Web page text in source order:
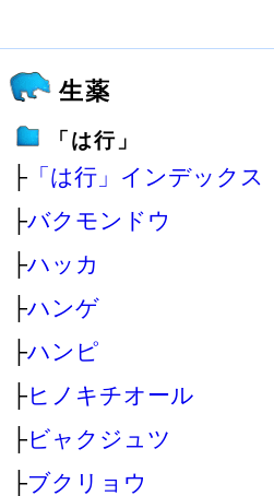
生薬
「は行」
├ 「は行」インデックス
├バクモンドウ
├ハッカ
├ハンゲ
├ハンピ
├ヒノキチオール
├ビャクジュツ
├ブクリョウ